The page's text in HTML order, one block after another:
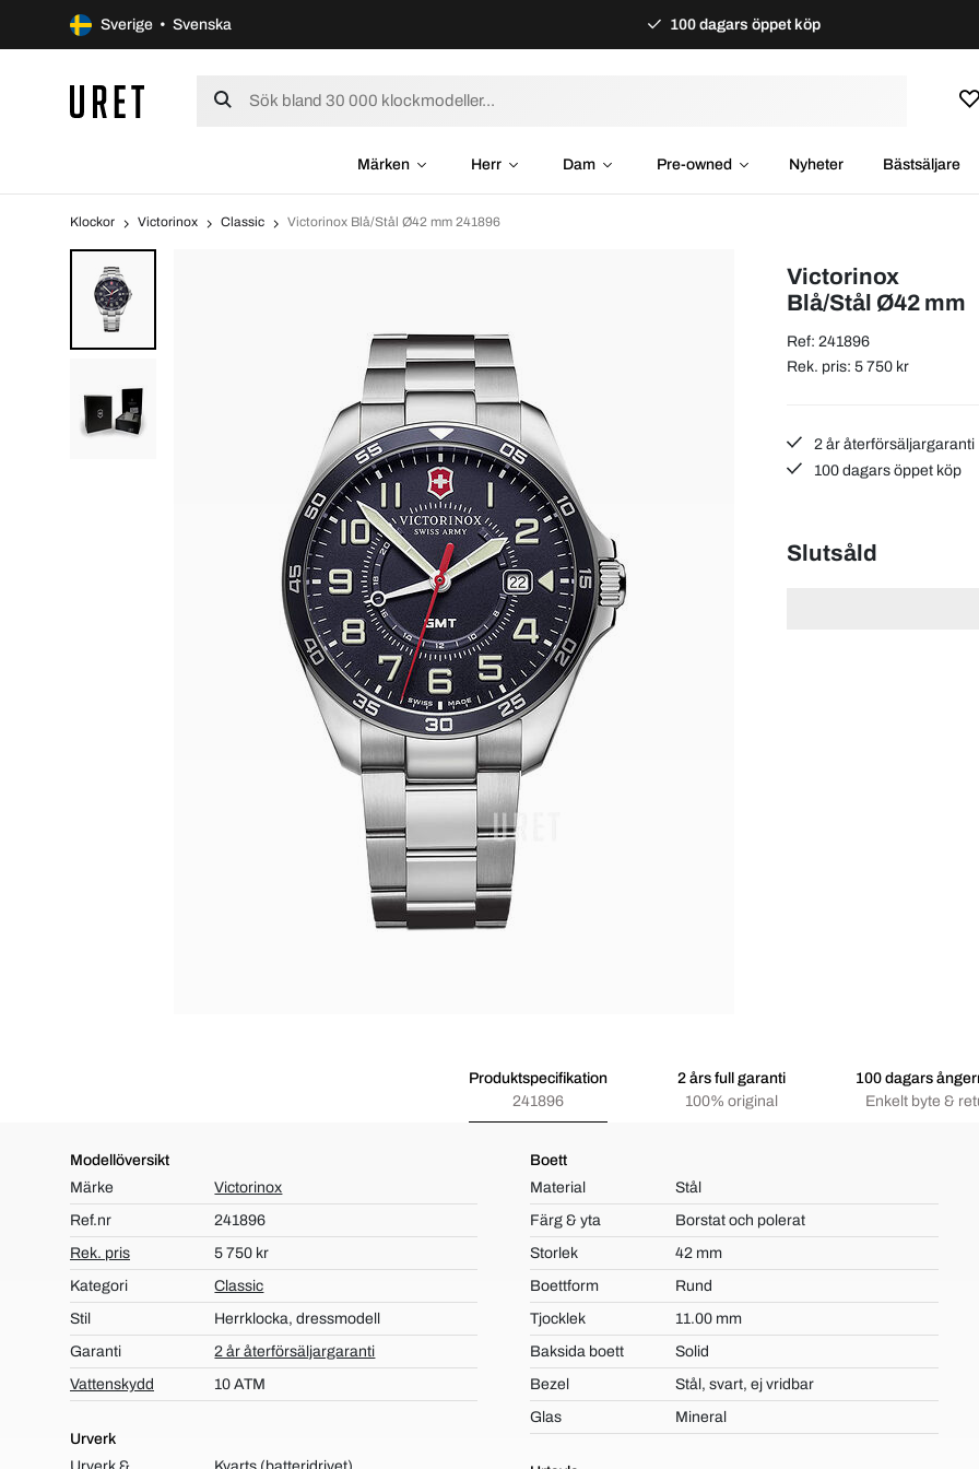
Sverige • Svenska 100 dagars öppet köp
Märken Herr Dam Pre-owned Nyheter Bästsäljare
Klockor Victorinox Classic Victorinox Blå/Stål Ø42 mm 241896
Victorinox
Blå/Stål Ø42 mm
Ref: 241896
Rek. pris: 5 750 kr
2 år återförsäljargaranti
100 dagars öppet köp
Slutsåld
Produktspecifikation
241896
2 års full garanti
100% original
100 dagars
Enkelt byte &
Modellöversikt
Märke
Victorinox
Ref.nr
241896
Rek. pris
5 750 kr
Kategori
Classic
Stil
Herrklocka, dressmodell
Garanti
2 år återförsäljargaranti
Vattenskydd
10 ATM
Urverk
Boett
Material
Stål
Färg & yta
Borstat och polerat
Storlek
42 mm
Boettform
Rund
Tjocklek
11.00 mm
Baksida boett
Solid
Bezel
Stål, svart, ej vridbar
Glas
Mineral